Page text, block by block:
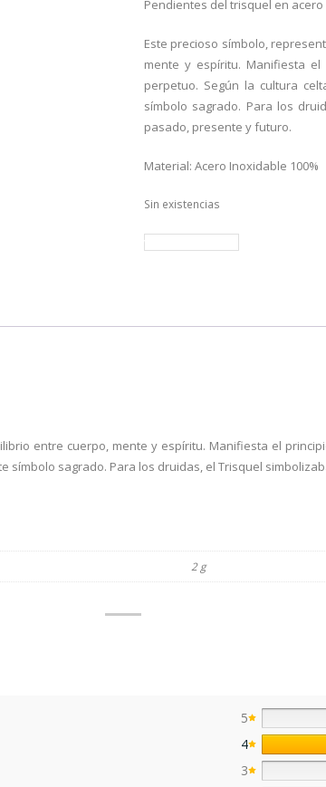
Pendientes del trisquel en
Este precioso símbolo,
mente y espíritu. Manifiesta
perpetuo. Según la cultura
símbolo sagrado. Para los
pasado, presente y futuro.
Material: Acero Inoxidable 100%
Sin existencias
volver a la tienda
entre cuerpo, mente y espíritu. Manifiesta el
símbolo sagrado. Para los druidas, el Trisquel
2 g
5
4
3